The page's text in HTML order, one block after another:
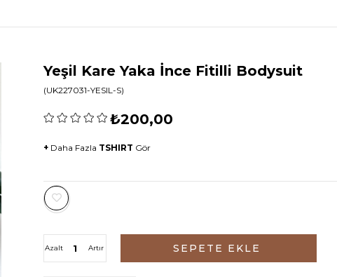
Yeşil Kare Yaka İnce Fitilli Bodysuit
(UK227031-YESIL-S)
₺200,00
+ Daha Fazla TSHIRT Gör
Artır
Azalt